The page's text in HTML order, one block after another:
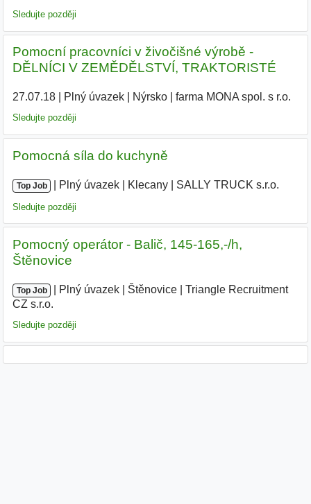
Sledujte později
Pomocní pracovníci v živočišné výrobě -
DĚLNÍCI V ZEMĚDĚLSTVÍ, TRAKTORISTÉ
27.07.18| Plný úvazek| Nýrsko| farma MONA spol. s r.o.
Sledujte později
Pomocná síla do kuchyně
Top Job Plný úvazek Klecany SALLY TRUCK s.r.o.
Sledujte později
Pomocný operátor - Balič, 145-165,-/h,
Štěnovice
Top Job Plný úvazek Štěnovice
Triangle Recruitment
CZ s.r.o.
Sledujte později